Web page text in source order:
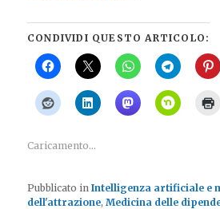
CONDIVIDI QUESTO ARTICOLO:
Caricamento...
Pubblicato in Intelligenza artificiale e
dell'attrazione,Medicina delle